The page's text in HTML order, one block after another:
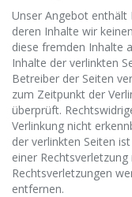
Unser Angebot
deren Inhalte wir
diese fremden Inhalte
Inhalte der verlinkten
Betreiber der Seiten
zum Zeitpunkt der
überprüft.
Verlinkung nicht
der verlinkten Seiten
einer
Rechtsverletzungen
entfernen.